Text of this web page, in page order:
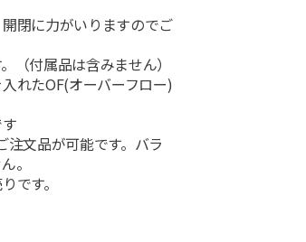
閉に力がいりますのでご
（付属品は含みません）
れたOF(オーバーフロー)
文品が可能です。バラ
。
です。